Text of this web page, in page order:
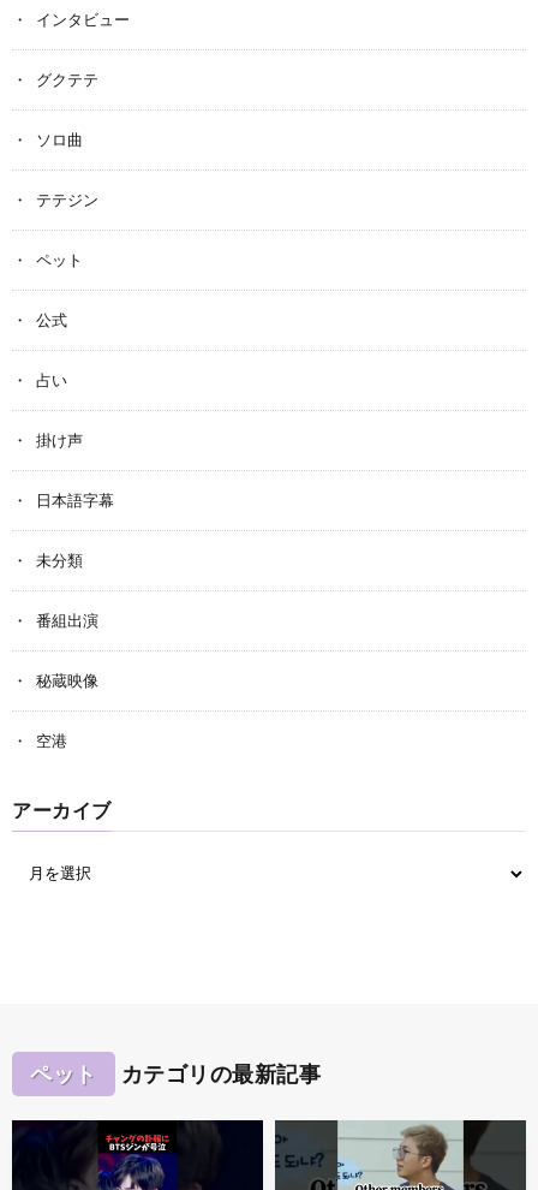
インタビュー
グクテテ
ソロ曲
テテジン
ペット
公式
占い
掛け声
日本語字幕
未分類
番組出演
秘蔵映像
空港
アーカイブ
ペット カテゴリの最新記事